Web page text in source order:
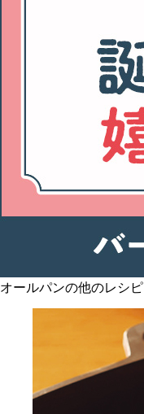
オールパンの他のレシピ